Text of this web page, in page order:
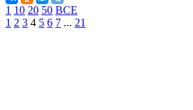
1 10 20 50 ВСЕ
1 2 3 4 5 6 7 ... 21